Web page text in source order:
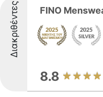
Διακριθέντες FINO
8.8